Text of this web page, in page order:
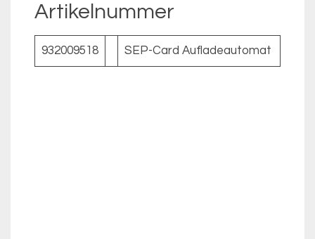
Artikelnummer
932009518 SEP-Card Aufladeautomat